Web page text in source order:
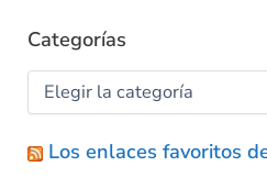
Categorías
Los enlaces favoritos